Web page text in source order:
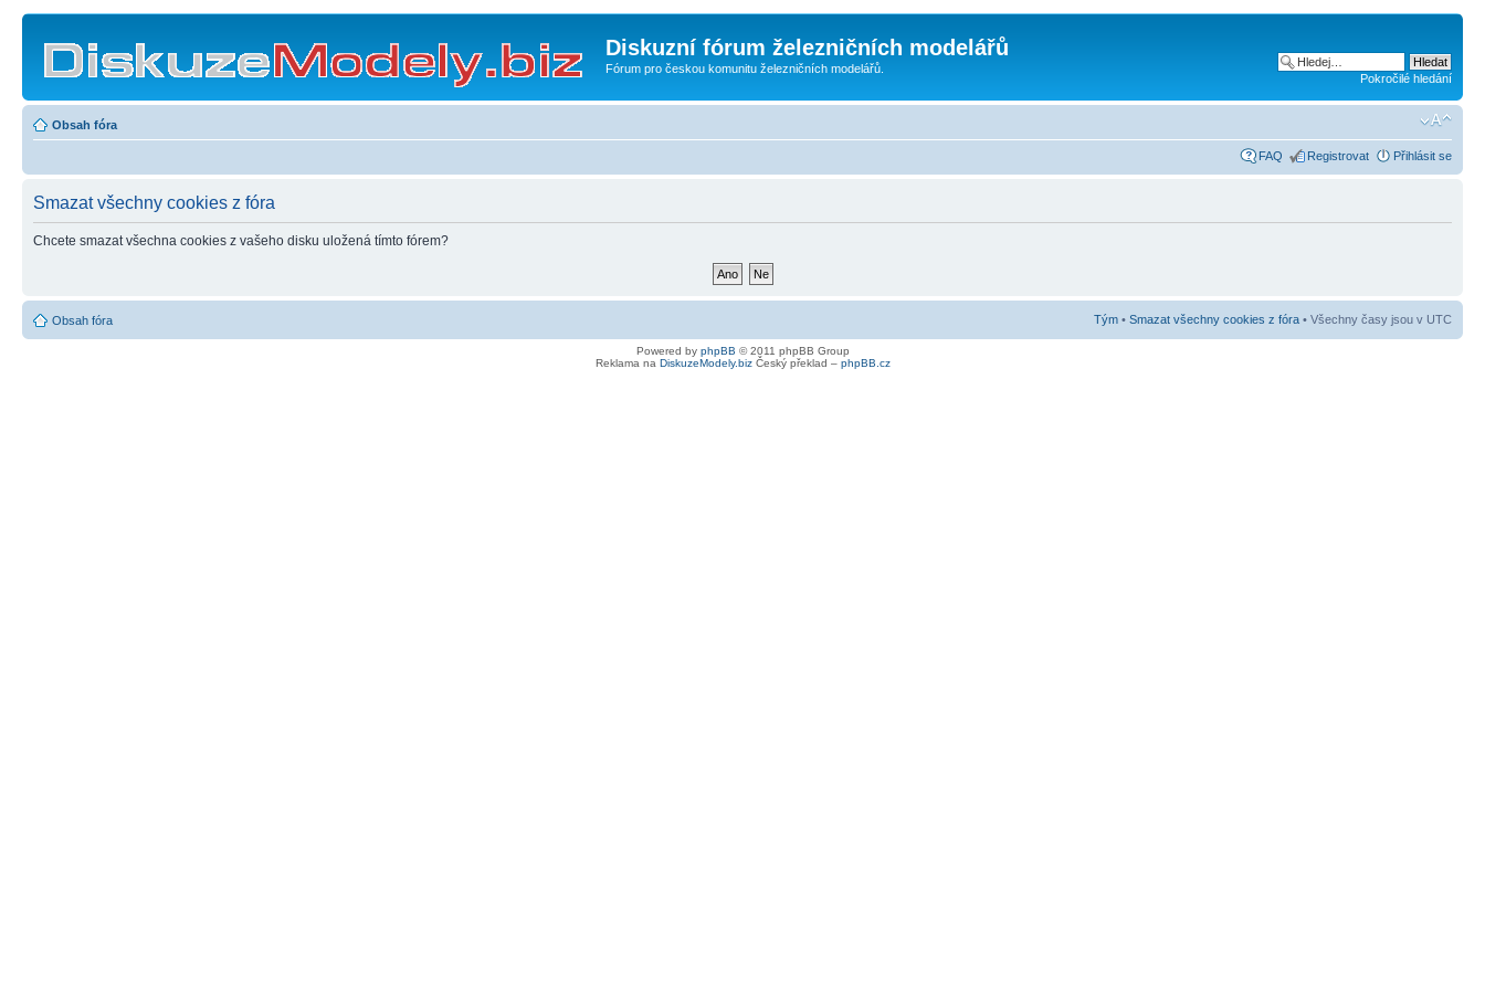
Diskuzní fórum železničních modelářů
Fórum pro českou komunitu železničních modelářů.
Pokročilé hledání
Obsah fóra
FAQ Registrovat Přihlásit se
Smazat všechny cookies z fóra
Chcete smazat všechna cookies z vašeho disku uložená tímto fórem?
Obsah fóra Tým • Smazat všechny cookies z fóra • Všechny časy jsou v UTC
Powered by phpBB © 2011 phpBB Group
Reklama na DiskuzeModely.bizČeský překlad – phpBB.cz